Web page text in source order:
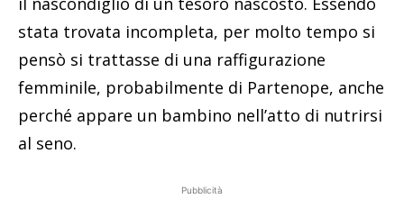
stata trovata incompleta, per molto tempo si
pensò si trattasse di una raffigurazione
femminile, probabilmente di Partenope, anche
perché appare un bambino nell’atto di nutrirsi
al seno.
Pubblicità